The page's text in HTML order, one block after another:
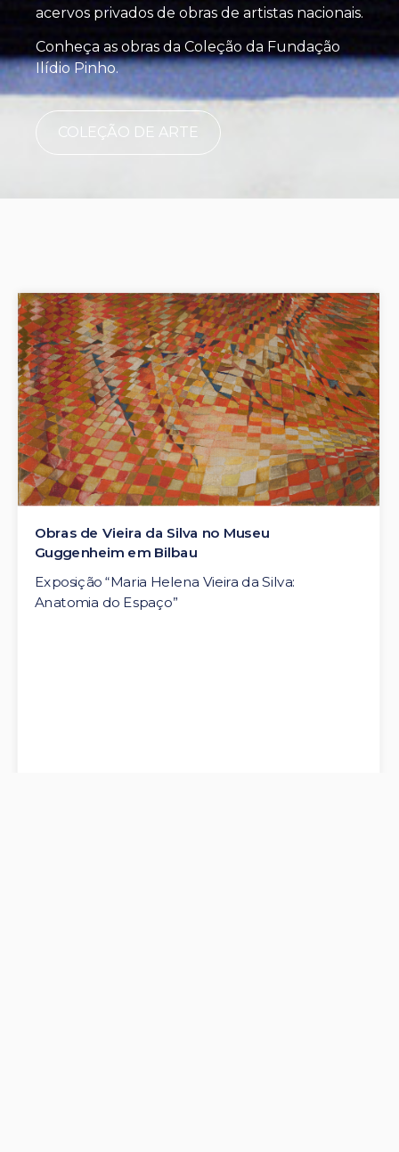
acervos privados de obras de artistas nacionais.
Conheça as obras da Coleção da Fundação
Ilídio Pinho.
COLEÇÃO DE ARTE
Museu
da Silva: